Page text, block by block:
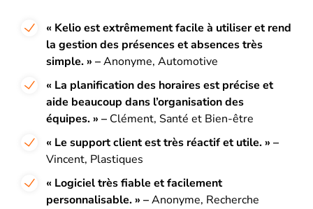
« Kelio est extrêmement facile à utiliser et rend
la gestion des présences et absences très
simple. » –Anonyme, Automotive
« La planification des horaires est précise et
aide beaucoup dans l’organisation des
équipes. » – Clément, Santé et Bien-être
« Le support client est très réactif et utile. » –
Vincent, Plastiques
« Logiciel très fiable et facilement
personnalisable. » –Anonyme, Recherche